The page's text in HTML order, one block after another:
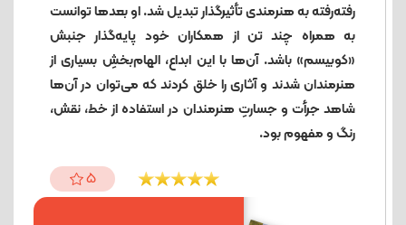
رفته‌رفته به هنرمندی تأثیرگذار تبدیل شد. او بعدها توانست
به همراه چند تن از همکاران خود پایه‌گذار جنبش
«کوبیسم» باشد. آن‌ها با این ابداع، الهام‌بخشِ بسیاری از
هنرمندان شدند و آثاری را خلق کردند که می‌توان در آن‌ها
شاهد جرأت و جسارتِ هنرمندان در استفاده از خط، نقش،
رنگ و مفهوم بود.
5